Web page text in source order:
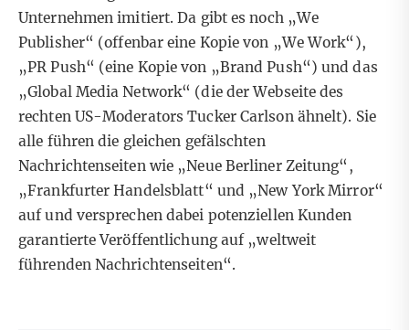
Unternehmen imitiert. Da gibt es noch „We
Publisher“ (offenbar eine Kopie von „We Work“),
„PR Push“ (eine Kopie von „Brand Push“) und das
„Global Media Network“ (die der Webseite des
rechten US-Moderators Tucker Carlson ähnelt). Sie
alle führen die gleichen gefälschten
Nachrichtenseiten wie „Neue Berliner Zeitung“,
„Frankfurter Handelsblatt“ und „New York Mirror“
auf und versprechen dabei potenziellen Kunden
garantierte Veröffentlichung auf „weltweit
führenden Nachrichtenseiten“.